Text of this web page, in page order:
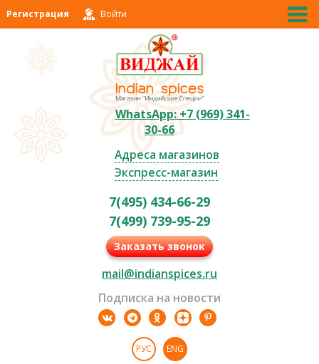
Регистрация Войти
WhatsApp: +7 (969) 341-
30-66
Адреса магазинов
Экспресс-магазин
7(495) 434-66-29
7(499) 739-95-29
Заказать звонок
mail@indianspices.ru
Подписка на новости
РУС ENG